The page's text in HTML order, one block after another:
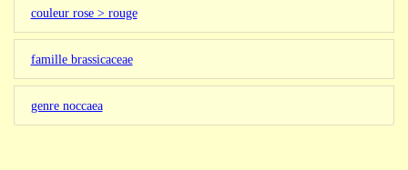
couleur rose > rouge
famille brassicaceae
genre noccaea